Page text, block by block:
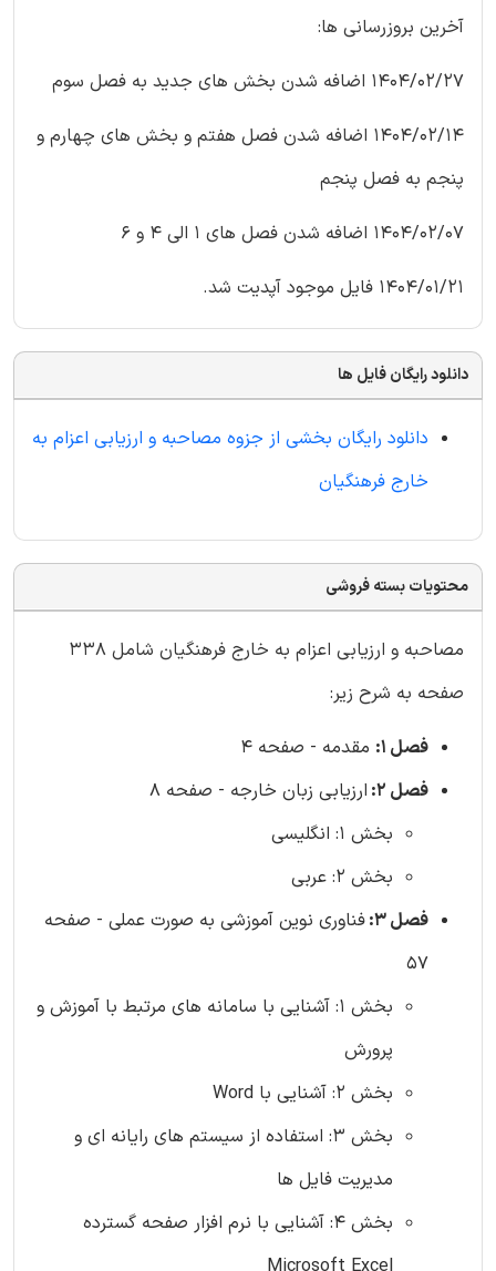
آخرین بروزرسانی ها:
1404/02/27 اضافه شدن بخش های جدید به فصل سوم
1404/02/14 اضافه شدن فصل هفتم و بخش های چهارم و
پنجم به فصل پنجم
1404/02/07 اضافه شدن فصل های 1 الی 4 و 6
1404/01/21 فایل موجود آپدیت شد.
دانلود رایگان فایل ها
دانلود رایگان بخشی از جزوه مصاحبه و ارزیابی اعزام به
خارج فرهنگیان
محتویات بسته فروشی
مصاحبه و ارزیابی اعزام به خارج فرهنگیان شامل 338
صفحه به شرح زیر:
فصل 1:
مقدمه - صفحه 4
فصل 2:
ارزیابی زبان خارجه - صفحه 8
بخش 1: انگلیسی
بخش 2: عربی
فصل 3:
فناوری نوین آموزشی به صورت عملی - صفحه
57
بخش 1: آشنایی با سامانه های مرتبط با آموزش و
پرورش
بخش 2: آشنایی با Word
بخش 3: استفاده از سیستم های رایانه ای و
مدیریت فایل ها
بخش 4: آشنایی با نرم افزار صفحه گسترده